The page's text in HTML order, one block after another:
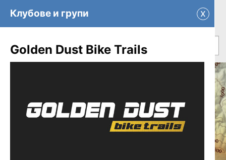
x
Клубове и групи
Golden Dust Bike Trails